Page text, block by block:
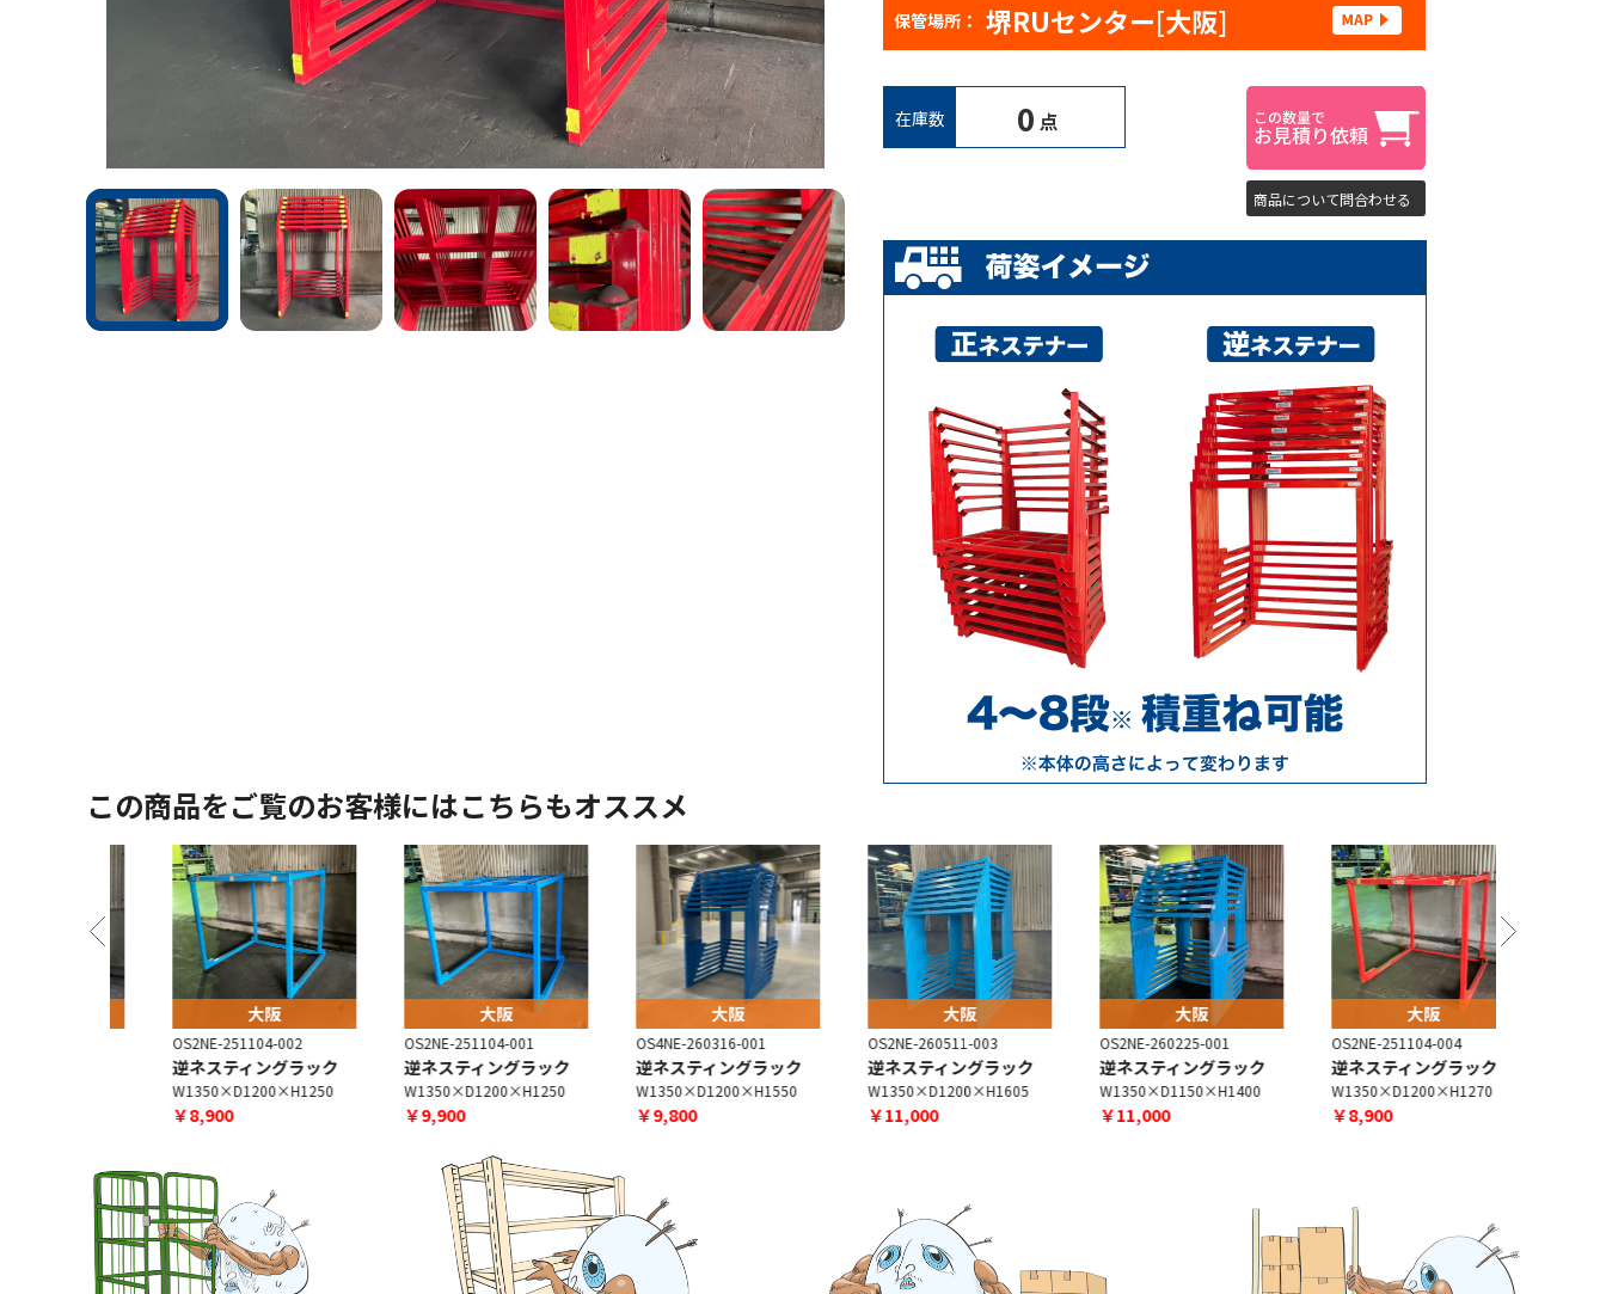
保管場所： 堺RUセンター[大阪]
在庫数 0 点
商品について問合わせる
この商品をご覧のお客様にはこちらもオススメ
OS2NE-251104-002
逆ネスティングラック
W1350×D1200×H1250
￥8,900
OS2NE-251104-001
逆ネスティングラック
W1350×D1200×H1250
￥9,900
OS4NE-260316-001
逆ネスティングラック
W1350×D1200×H1550
￥9,800
大阪
OS2NE-260511-003
逆ネスティングラック
W1350×D1200×H1605
￥11,000
OS2NE-260225-001
逆ネスティングラック
W1350×D1150×H1400
￥11,000
OS2NE-251104-004
逆ネスティングラック
W1350×D1200×H1270
￥8,900